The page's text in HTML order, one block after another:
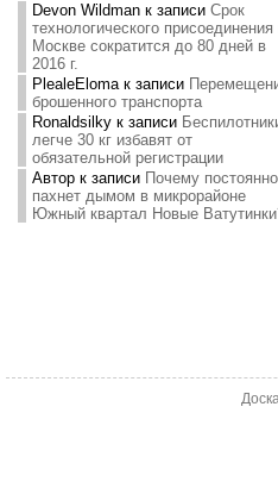
Devon Wildmanк записи Срок
технологического присоединения
Москве сократится до 80 дней в
2016 г.
PlealeElomaк записи
брошенного транспорта
Ronaldsilkyк записи
легче 30 кг избавят от
обязательной регистрации
Авторк записи Почему постоянно
пахнет дымом в микрорайоне
Южный квартал Новые